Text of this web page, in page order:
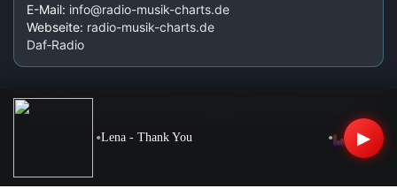
E-Mail: info@radio-musik-charts.de
Webseite: radio-musik-charts.de
Daf‑Radio
•Lena - Thank You • ▶